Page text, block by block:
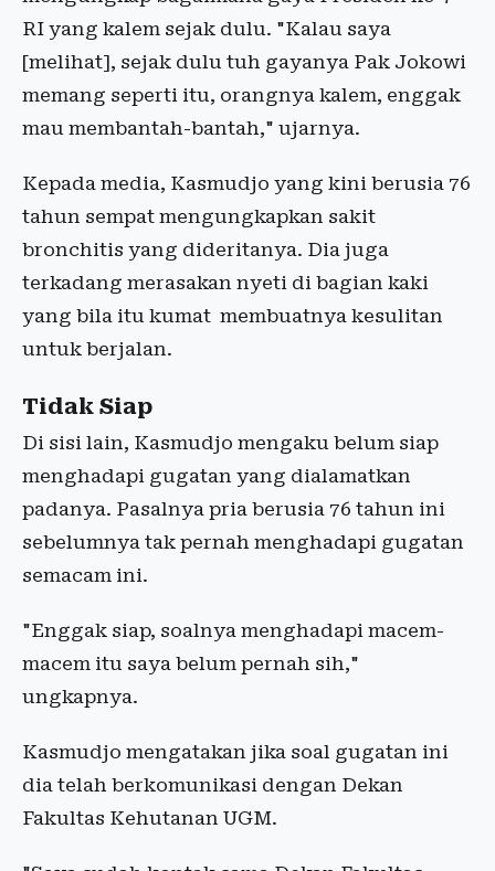
RI yang kalem sejak dulu. "Kalau saya
[melihat], sejak dulu tuh gayanya Pak Jokowi
memang seperti itu, orangnya kalem, enggak
mau membantah-bantah," ujarnya.
Kepada media, Kasmudjo yang kini berusia 76
tahun sempat mengungkapkan sakit
bronchitis yang dideritanya. Dia juga
terkadang merasakan nyeti di bagian kaki
yang bila itu kumat membuatnya kesulitan
untuk berjalan.
Tidak Siap
Di sisi lain, Kasmudjo mengaku belum siap
menghadapi gugatan yang dialamatkan
padanya. Pasalnya pria berusia 76 tahun ini
sebelumnya tak pernah menghadapi gugatan
semacam ini.
"Enggak siap, soalnya menghadapi macem-
macem itu saya belum pernah sih,"
ungkapnya.
Kasmudjo mengatakan jika soal gugatan ini
dia telah berkomunikasi dengan Dekan
Fakultas Kehutanan UGM.